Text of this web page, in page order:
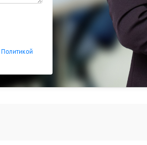
Политикой